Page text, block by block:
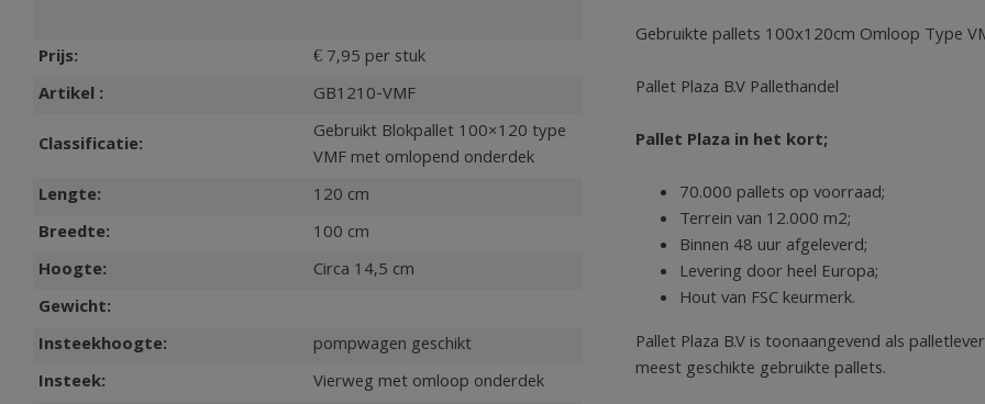
Prijs:
€ 7,95 per stuk
Artikel :
GB1210-VMF
Classificatie:
Gebruikt Blokpallet 100×120 type
VMF met omlopend onderdek
Lengte:
120 cm
Breedte:
100 cm
Hoogte:
Circa 14,5 cm
Gewicht:
Insteekhoogte:
pompwagen geschikt
Insteek:
Vierweg met omloop onderdek
Gebruikte pallets 100x120cm Omloop Type
Pallet Plaza B.V Pallethandel
Pallet Plaza in het kort;
70.000 pallets op voorraad;
Terrein van 12.000 m2;
Binnen 48 uur afgeleverd;
Levering door heel Europa;
Hout van FSC keurmerk.
Pallet Plaza B.V is toonaangevend als
meest geschikte gebruikte pallets.